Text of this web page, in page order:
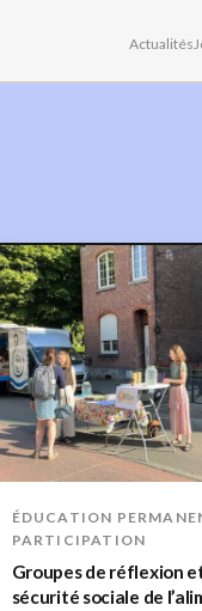
Actualités
ÉDUCATION
PARTICIPATION
Groupes de réflexion
sécurité sociale de